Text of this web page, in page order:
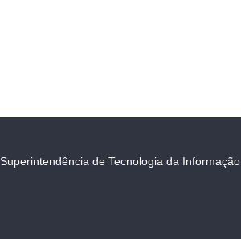
Superintendência de Tecnologia da Informação